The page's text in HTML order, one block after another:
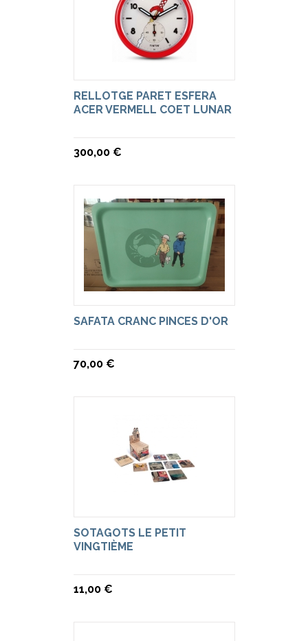
RELLOTGE PARET ESFERA
ACER VERMELL COET LUNAR
300,00 €
SAFATA CRANC PINCES D'OR
70,00 €
SOTAGOTS LE PETIT
VINGTIÈME
11,00 €